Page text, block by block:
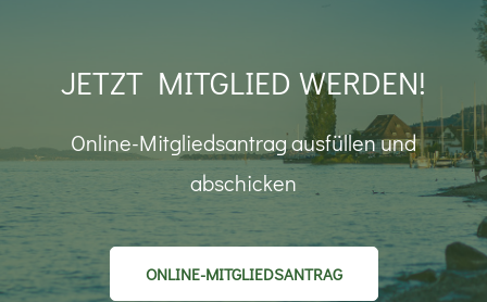
JETZT MITGLIED WERDEN!
Online-Mitgliedsantrag ausfüllen und
abschicken
ONLINE-MITGLIEDSANTRAG